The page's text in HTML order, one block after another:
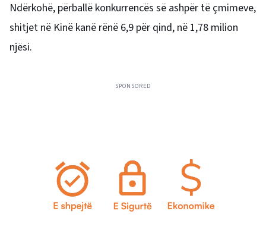
Ndërkohë, përballë konkurrencës së ashpër të çmimeve,
shitjet në Kinë kanë rënë 6,9 për qind, në 1,78 milion
njësi.
SPONSORED